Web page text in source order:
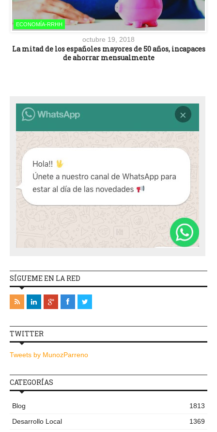
ECONOMÍA-RRHH
octubre 19, 2018
La mitad de los españoles mayores de 50 años, incapaces
de ahorrar mensualmente
SÍGUEME EN LA RED
TWITTER
Tweets by MunozParreno
CATEGORÍAS
Blog
1813
Desarrollo Local
1369